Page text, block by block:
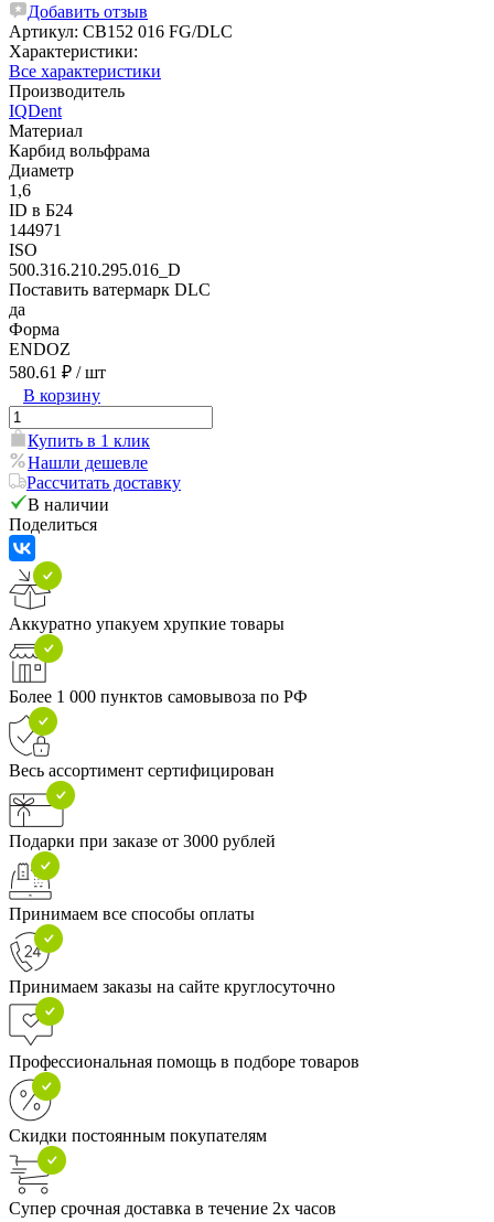
Добавить отзыв
Артикул: CB152 016 FG/DLC
Характеристики:
Все характеристики
Производитель
IQDent
Материал
Карбид вольфрама
Диаметр
1,6
ID в Б24
144971
ISO
500.316.210.295.016_D
Поставить ватермарк DLC
да
Форма
ENDOZ
580.61 ₽ / шт
В корзину
Купить в 1 клик
Нашли дешевле
Рассчитать доставку
В наличии
Поделиться
Аккуратно упакуем хрупкие товары
Более 1 000 пунктов самовывоза по РФ
Весь ассортимент сертифицирован
Подарки при заказе от 3000 рублей
Принимаем все способы оплаты
Принимаем заказы на сайте круглосуточно
Профессиональная помощь в подборе товаров
Скидки постоянным покупателям
Супер срочная доставка в течение 2х часов